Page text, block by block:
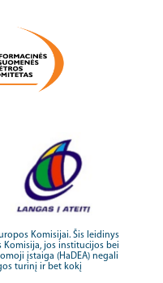
Komisijai. Šis leidinys
jos institucijos bei
įstaiga (HaDEA) negali
turinį ir bet kokį